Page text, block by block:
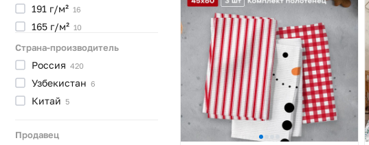
191 г/м² 16
165 г/м² 10
130 г/м²9
210г/м² 7
115г/м²6
155г/м²
120г/кв.м
Страна-производитель
Россия 420
Узбекистан 6
Китай 5
Продавец